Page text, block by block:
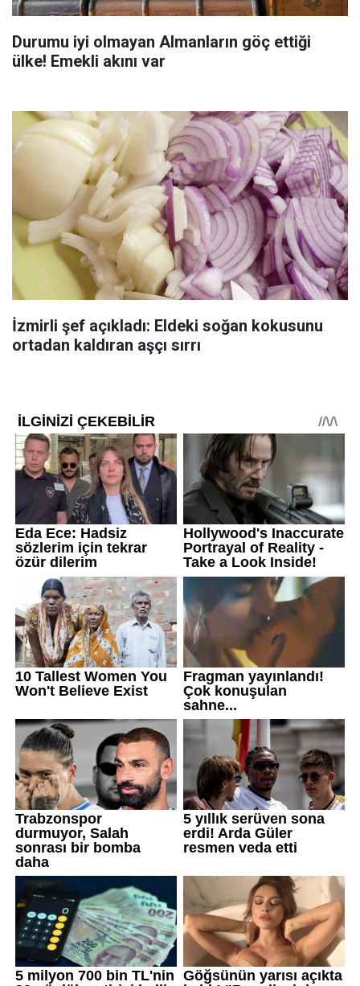
Durumu iyi olmayan Almanların göç ettiği
ülke! Emekli akını var
İzmirli şef açıkladı: Eldeki soğan kokusunu
ortadan kaldıran aşçı sırrı